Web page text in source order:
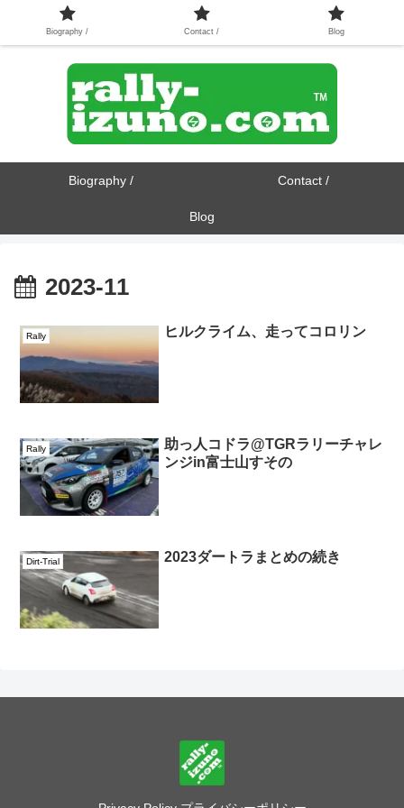
Biography / Contact /
Blog
2023-11
Rally ヒルクライム、走ってコロリン
Rally
助っ人コドラ@TGRラリーチャレ
ンジin富士山すその
Dirt-Trial 2023ダートラまとめの続き
Biography / Contact / Blog